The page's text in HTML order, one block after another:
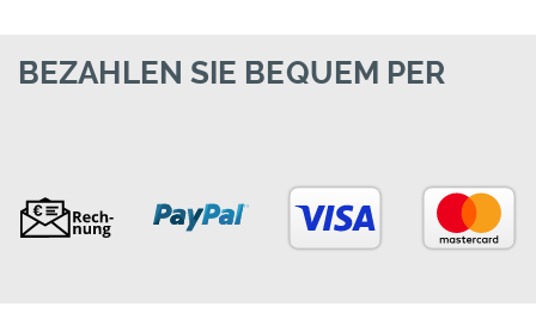
BEZAHLEN SIE BEQUEM PER